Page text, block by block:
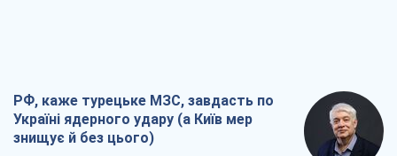
РФ, каже турецьке МЗС, завдасть по
Україні ядерного удару (а Київ мер
знищує й без цього)